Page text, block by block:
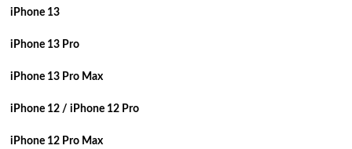
iPhone 13
iPhone 13 Pro
iPhone 13 Pro Max
iPhone 12 / iPhone 12 Pro
iPhone 12 Pro Max